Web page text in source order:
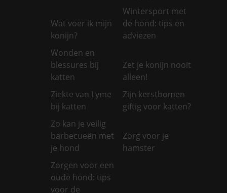
Wat voer ik mijn
konijn?
Wintersport met
de hond: tips en
adviezen
Wonden en
blessures bij
katten
Zet je konijn nooit
alleen!
Ziekte van Lyme
bij katten
Zijn kerstbomen
giftig voor katten?
Zo kan je veilig
barbecueën met
je hond
Zorg voor je
hamster
Zorgen voor een
oude hond: tips
voor de